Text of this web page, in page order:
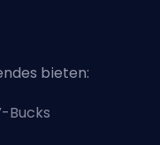
bieten:
Bucks